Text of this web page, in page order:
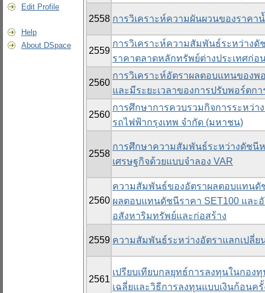
Edit Profile
Help
About DSpace
2558 การวิเคราะห์ความผันผวนของราค
2559
การวิเคราะห์ความสัมพันธ์ระหว่าง
ราคาตลาดหลักทรัพย์ต่างประเทศก่อ
2560
การวิเคราะห์อัตราผลตอบแทนของ
และมีระยะเวลาของการปรับพอร์ตก
2560
การศึกษาการควบรวมกิจการระหว่
รถไฟฟ้ากรุงเทพ จำกัด (มหาชน)
2558
การศึกษาความสัมพันธ์ระหว่างดัชนี
เศรษฐกิจด้วยแบบจำลอง VAR
2560
ความสัมพันธ์ของอัตราผลตอบแทนดั
ผลตอบแทนดัชนีราคา SET100 แล
อสังหาริมทรัพย์และก่อสร้าง
2559 ความสัมพันธ์ระหว่างอัตราแลกเปลี่ย
2561
เปรียบเทียบกลยุทธ์การลงทุนในกอง
เฉลี่ยและวิธีการลงทุนแบบเงินก้อนครั้